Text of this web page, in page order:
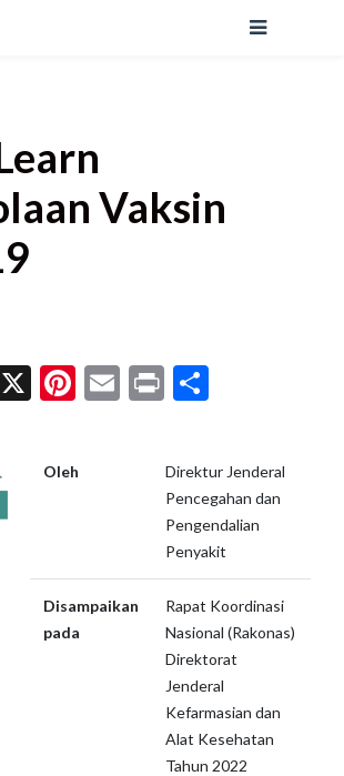
Vaksin
X Pinterest
Email
Print
Oleh
Direktur Jenderal
Pencegahan dan
Pengendalian
Penyakit
Disampaikan
pada
Rapat Koordinasi
Nasional (Rakonas)
Direktorat
Jenderal
Kefarmasian dan
Alat Kesehatan
Tahun 2022